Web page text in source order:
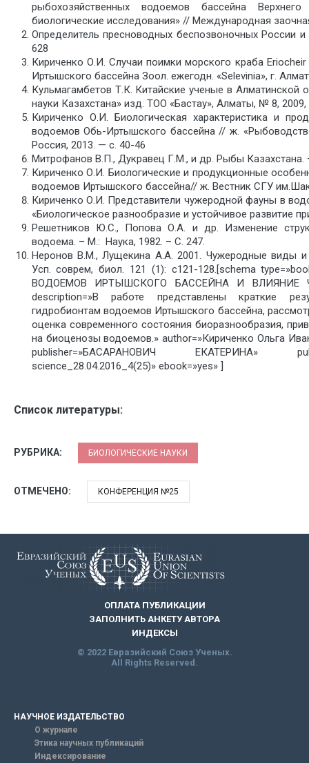
рыбохозяйственных водоемов бассейна
биологические исследования» // Международная
Определитель пресноводных беспозвоночных России
628
Кириченко О.И. Случаи поимки морского краба
Иртышского бассейна Зоол. ежегодн. «Selevinia», г.
Кульмагамбетов Т.К. Китайские ученые в Алматинской
науки Казахстана» изд. ТОО «Бастау», Алматы, № 8, 2009,
Кириченко О.И. Биологическая характеристика и
водоемов Обь-Иртышского бассейна // ж.
Россия, 2013. — с. 40-46
Митрофанов В.П., Дукравец Г.М., и др. Рыбы Казахстана.
Кириченко О.И. Биологические и продукционные
водоемов Иртышского бассейна// ж. Вестник СГУ
Кириченко О.И. Представители чужеродной фауны в
«Биологическое разнообразие и устойчивое развитие
Решетников Ю.С., Попова О.А. и др. Изменение
водоема. – М.: Наука, 1982. – С. 247.
Неронов В.М., Лущекина A.A. 2001. Чужеродные виды и
Усп. соврем, биол. 121 (1): с121-128.[schema
ВОДОЕМОВ ИРТЫШСКОГО БАССЕЙНА И ВЛИЯНИЕ
description=»В работе представлены краткие
гидробионтам водоемов Иртышского бассейна,
оценка современного состояния биоразнообразия,
на биоценозы водоемов.» author=»Кириченко Ольга
publisher=»БАСАРАНОВИЧ ЕКАТЕРИНА»
science_28.04.2016_4(25)» ebook=»yes» ]
Список литературы:
РУБРИКА: БИОЛОГИЧЕСКИЕ НАУКИ
ОТМЕЧЕНО: КОНФЕРЕНЦИЯ №25
ОПЛАТА ПУБЛИКАЦИИ
ЗАПОЛНИТЬ АНКЕТУ АВТОРА
ИНДЕКСЫ
© 2022 Евразийский Союз Ученых.
All Rights Reserved.
НАУЧНОЕ ИЗДАТЕЛЬСТВО
О журнале
Этика научных публикаций
Индексирование